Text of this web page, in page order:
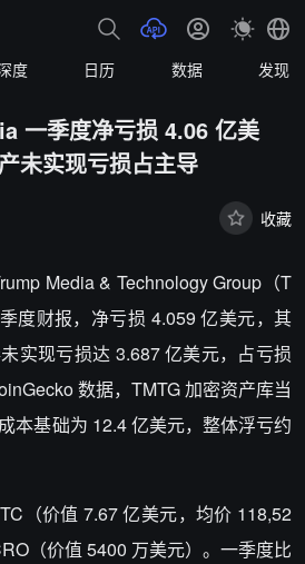
度 日历 数据 发现
一季度净亏损 4.06 亿美
未实现亏损占主导
收藏
Media & Technology Group（T
度财报，净亏损 4.059 亿美元，其
实现亏损达 3.687 亿美元，占亏损
数据，TMTG 加密资产库当
本基础为 12.4 亿美元，整体浮亏约
（价值 7.67 亿美元，均价 118,52
（价值 5400 万美元）。一季度比